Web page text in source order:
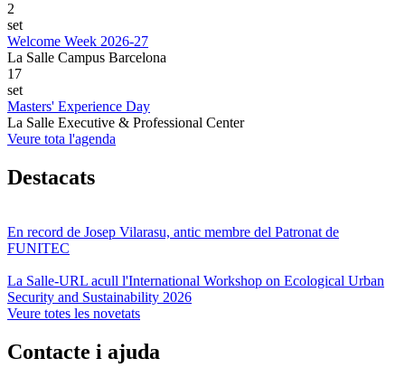
2
set
Welcome Week 2026-27
La Salle Campus Barcelona
17
set
Masters' Experience Day
La Salle Executive & Professional Center
Veure tota l'agenda
Destacats
En record de Josep Vilarasu, antic membre del Patronat de
FUNITEC
La Salle-URL acull l'International Workshop on Ecological Urban
Security and Sustainability 2026
Veure totes les novetats
Contacte i ajuda